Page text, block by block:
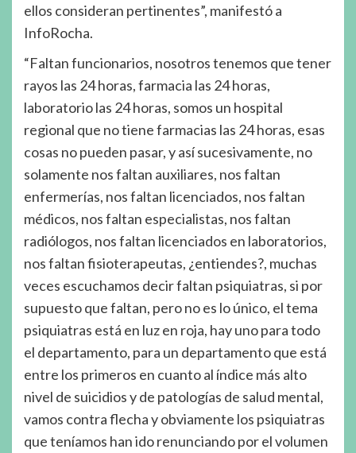
ellos consideran pertinentes”, manifestó a
InfoRocha.
“Faltan funcionarios, nosotros tenemos que tener
rayos las 24 horas, farmacia las 24 horas,
laboratorio las 24 horas, somos un hospital
regional que no tiene farmacias las 24 horas, esas
cosas no pueden pasar, y así sucesivamente, no
solamente nos faltan auxiliares, nos faltan
enfermerías, nos faltan licenciados, nos faltan
médicos, nos faltan especialistas, nos faltan
radiólogos, nos faltan licenciados en laboratorios,
nos faltan fisioterapeutas, ¿entiendes?, muchas
veces escuchamos decir faltan psiquiatras, si por
supuesto que faltan, pero no es lo único, el tema
psiquiatras está en luz en roja, hay uno para todo
el departamento, para un departamento que está
entre los primeros en cuanto al índice más alto
nivel de suicidios y de patologías de salud mental,
vamos contra flecha y obviamente los psiquiatras
que teníamos han ido renunciando por el volumen